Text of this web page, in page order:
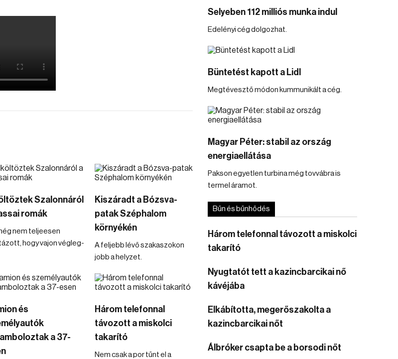
Szalonnáról
romák
nem teljeesen
hogy vajon végleg-
Kiszáradt a Bózsva-
patak Széphalom
környékén
A feljebb lévő szakaszokon
jobb a helyzet.
és
a 37-
Három telefonnal
távozott a miskolci
takarító
Nem csak a por tűnt el a
Selyeben 112 milliós munka indul
Edelényi cég dolgozhat.
Büntetést kapott a Lidl
Megtévesztő módon kummunikált a cég.
Magyar Péter: stabil az ország
energiaellátása
Pakson egyetlen turbina még tovvábra is
termel áramot.
Bűn és bűnhődés
Három telefonnal távozott a miskolci
takarító
Nyugtatót tett a kazincbarcikai nő
kávéjába
Elkábította, megerőszakolta a
kazincbarcikai nőt
Álbróker csapta be a borsodi nőt